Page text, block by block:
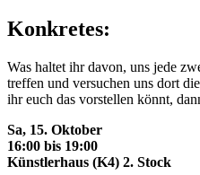
Konkretes:
Was haltet ihr davon, uns jede
treffen und versuchen uns dort
ihr euch das vorstellen könnt,
Sa, 15. Oktober
16:00 bis 19:00
Künstlerhaus (K4) 2. Stock